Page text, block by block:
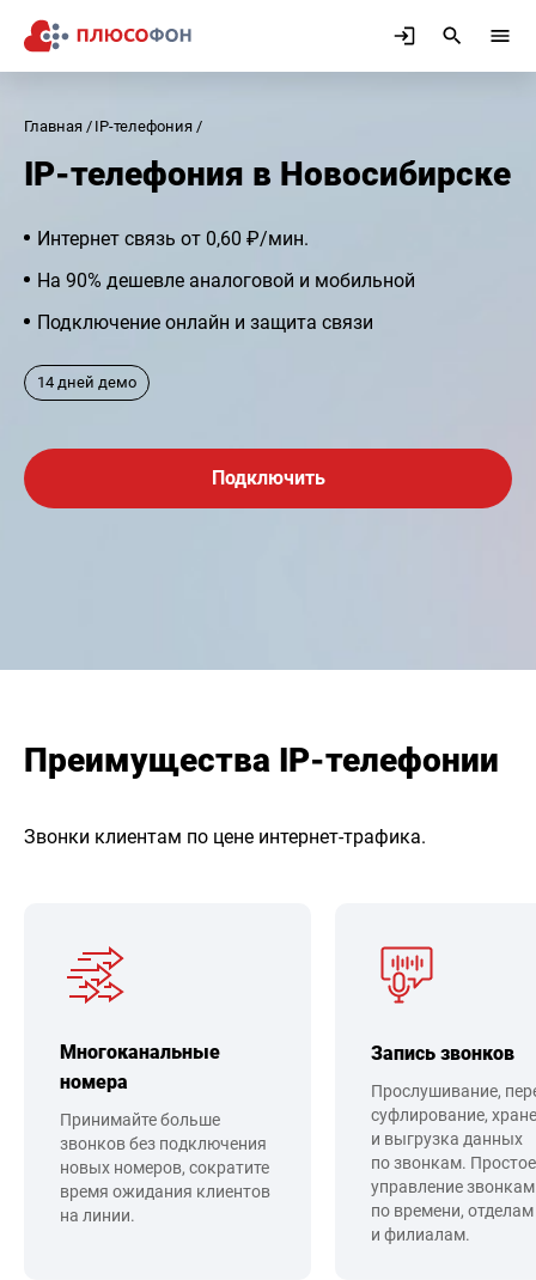
Главная IP-телефония
IP-телефония в Новосибирске
Интернет связь от 0,60 ₽/мин.
На 90% дешевле аналоговой и мобильной
Подключение онлайн и защита связи
14 дней демо
Подключить
Преимущества IP-телефонии
Звонки клиентам по цене интернет-трафика.
Многоканальные
номера
Принимайте больше
звонков без подключения
новых номеров, сократите
время ожидания клиентов
на линии.
Запись звонков
Прослушивание,
суфлирование,
и выгрузка данных
по звонкам. Простое
управление
по времени, отделам
и филиалам.